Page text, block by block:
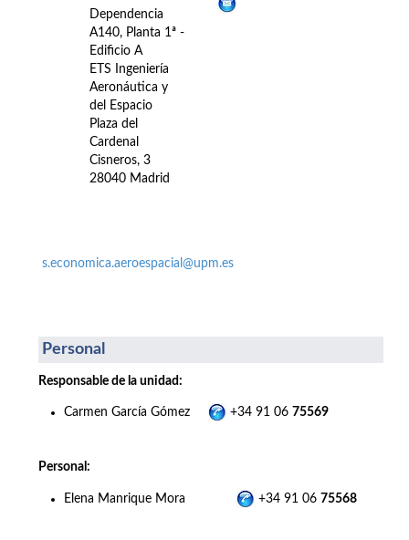
Dependencia
A140, Planta 1ª -
Edificio A
ETS Ingeniería
Aeronáutica y
del Espacio
Plaza del
Cardenal
Cisneros, 3
28040 Madrid
s.economica.aeroespacial@upm.es
Personal
Responsable de la unidad:
Carmen García Gómez +34 91 06 75569
Personal:
Elena Manrique Mora +34 91 06 75568